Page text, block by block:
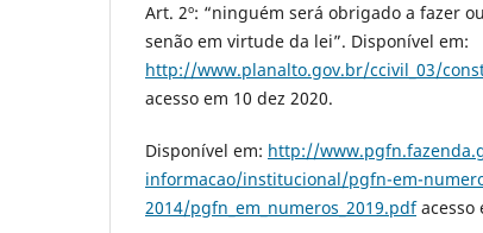
Art. 2º: “ninguém será obrigado a fazer
senão em virtude da lei”. Disponível em:
http://www.planalto.gov.br/ccivil_03/
acesso em 10 dez 2020.
Disponível em: http://
informacao/institucional/pgfn-em-
2014/pgfn_em_numeros_2019.pdfacesso